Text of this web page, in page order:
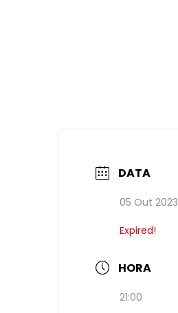
DATA
05 Out 2023
Expired!
HORA
21:00